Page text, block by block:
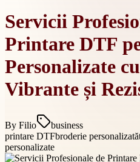
Servicii
Printare DTF
Personalizate
Vibrante și
By Filio
business
printare DTFbroderie personalizată
personalizate